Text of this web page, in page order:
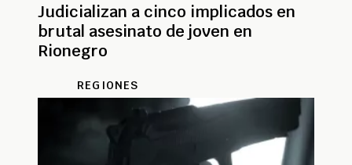
Judicializan a cinco implicados en
brutal asesinato de joven en
Rionegro
REGIONES